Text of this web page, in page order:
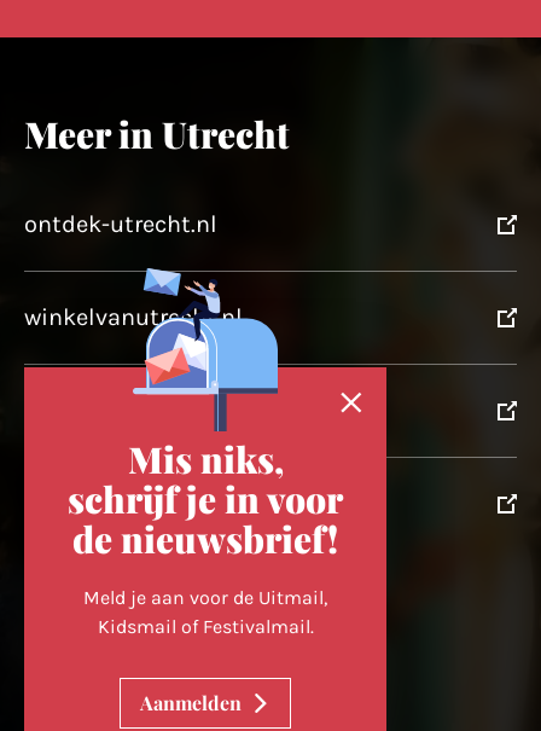
Meer in Utrecht
ontdek-utrecht.nl
winkelvanutrecht.nl
utrechtpartners.nl
Volg ons op
Mis niks,
schrijf je in voor
de nieuwsbrief!
Meld je aan voor de Uitmail,
Kidsmail of Festivalmail.
Aanmelden